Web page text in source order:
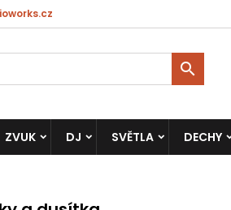

ZVUK DJ SVĚTLA DECHY